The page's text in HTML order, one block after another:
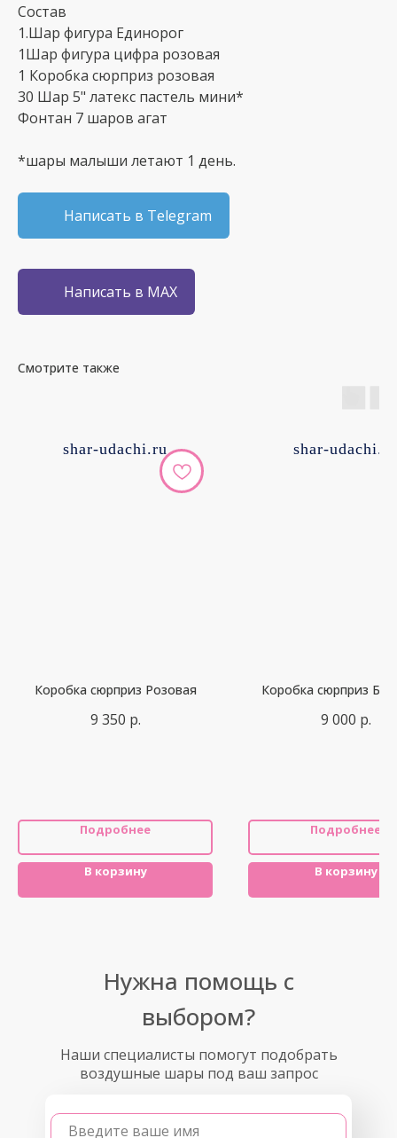
Состав
1.Шар фигура Единорог
1Шар фигура цифра розовая
1 Коробка сюрприз розовая
30 Шар 5" латекс пастель мини*
Фонтан 7 шаров агат
*шары малыши летают 1 день.
Написать в Telegram
Написать в MAX
Смотрите также
shar-udachi.ru
Коробка сюрприз Розовая
9 350 р.
Подробнее
В корзину
shar-udachi.ru
Коробка сюрприз
9 000 р.
Подробнее
В корзину
Наши специалисты помогут подобрать
воздушные шары под ваш запрос
Введите ваше имя
Нужна помощь с
выбором?